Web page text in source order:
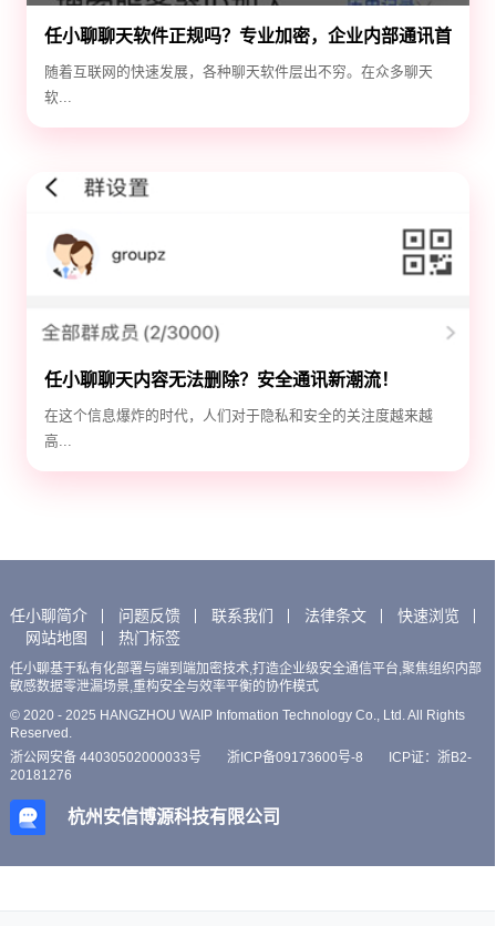
任小聊聊天软件正规吗？专业加密，企业内部通讯首
选！
随着互联网的快速发展，各种聊天软件层出不穷。在众多聊天
软...
任小聊聊天内容无法删除？安全通讯新潮流！
在这个信息爆炸的时代，人们对于隐私和安全的关注度越来越
高...
任小聊简介 问题反馈 联系我们 法律条文
快速浏览
网站地图
热门标签
任小聊基于私有化部署与端到端加密技术,打造企业级安全通信平台,聚焦组织内部
敏感数据零泄漏场景,重构安全与效率平衡的协作模式
© 2020 - 2025 HANGZHOU WAIP Infomation Technology Co., Ltd. All Rights
Reserved.
浙公网安备 44030502000033号
浙ICP备09173600号-8
ICP证：浙B2-
20181276
杭州安信博源科技有限公司